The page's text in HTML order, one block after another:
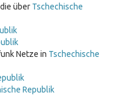
über Tschechische
Netze in Tschechische
Republik